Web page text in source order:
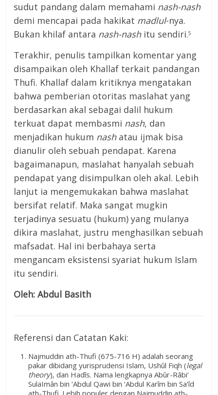
sudut pandang dalam memahami nash-nash
demi mencapai pada hakikat madlul-nya.
Bukan khilaf antara nash-nashitu sendiri.5
Terakhir, penulis tampilkan komentar yang
disampaikan oleh Khallaf terkait pandangan
Thufi. Khallaf dalam kritiknya mengatakan
bahwa pemberian otoritas maslahat yang
berdasarkan akal sebagai dalil hukum
terkuat dapat membasmi nash, dan
menjadikan hukum nashatau ijmak bisa
dianulir oleh sebuah pendapat. Karena
bagaimanapun, maslahat hanyalah sebuah
pendapat yang disimpulkan oleh akal. Lebih
lanjut ia mengemukakan bahwa maslahat
bersifat relatif. Maka sangat mugkin
terjadinya sesuatu (hukum) yang mulanya
dikira maslahat, justru menghasilkan sebuah
mafsadat. Hal ini berbahaya serta
mengancam eksistensi syariat hukum Islam
itu sendiri.
Oleh: Abdul Basith
Referensi dan Catatan Kaki:
Najmuddin ath-Thufi (675-716 H) adalah seorang
pakar dibidang yurisprudensi Islam, Ushûl Fiqh (legal
theory), dan Hadîs. Nama lengkapnya Abûr-Râbi’
SulaImân bin ‘Abdul Qawi bin ‘Abdul Karîm bin Sa‘îd